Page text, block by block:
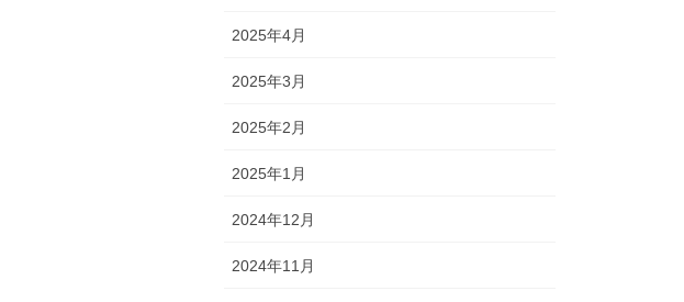
2025年4月
2025年3月
2025年2月
2025年1月
2024年12月
2024年11月